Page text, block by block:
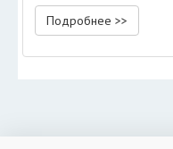
Подробнее >>